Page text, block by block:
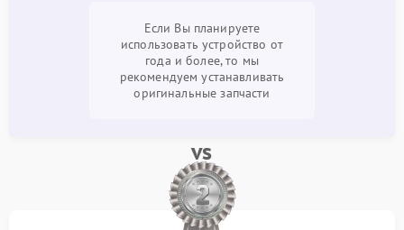
Если Вы планируете
использовать устройство от
года и более, то мы
рекомендуем устанавливать
оригинальные запчасти
vs